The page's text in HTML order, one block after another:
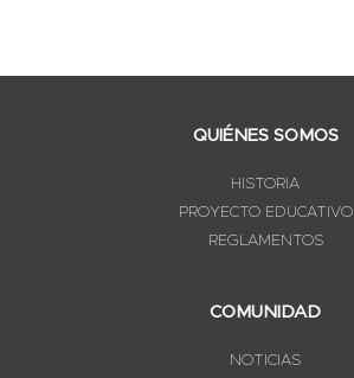
QUIÉNES SOMOS
HISTORIA
PROYECTO EDUCATIVO
REGLAMENTOS
COMUNIDAD
NOTICIAS